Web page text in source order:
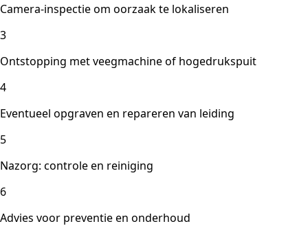
Camera-inspectie om oorzaak te lokaliseren
3
Ontstopping met veegmachine of hogedrukspuit
4
Eventueel opgraven en repareren van leiding
5
Nazorg: controle en reiniging
6
Advies voor preventie en onderhoud